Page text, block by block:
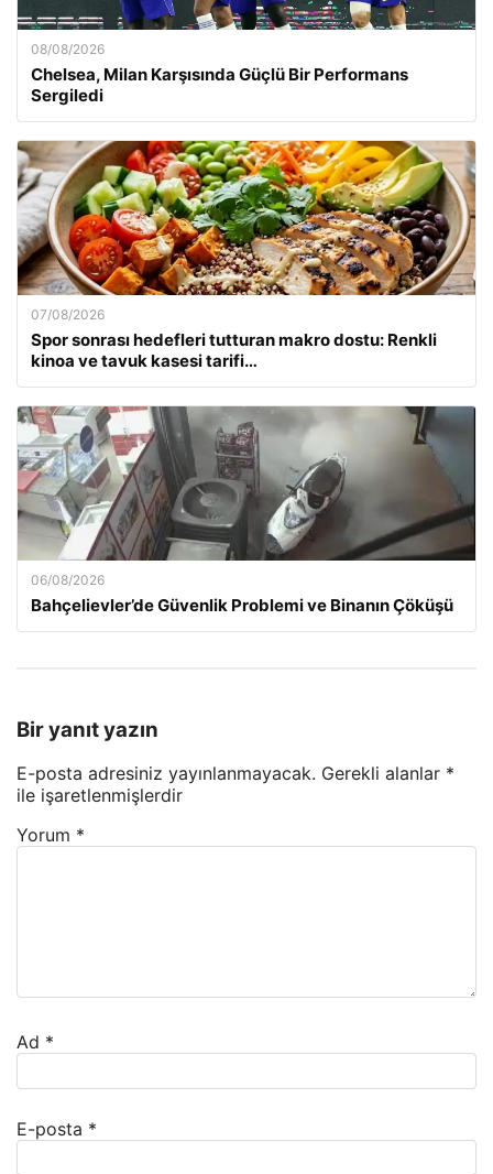
08/08/2026
Chelsea, Milan Karşısında Güçlü Bir Performans
Sergiledi
07/08/2026
Spor sonrası hedefleri tutturan makro dostu: Renkli
kinoa ve tavuk kasesi tarifi…
06/08/2026
Bahçelievler’de Güvenlik Problemi ve Binanın Çöküşü
Bir yanıt yazın
E-posta adresiniz yayınlanmayacak. Gerekli alanlar *
ile işaretlenmişlerdir
Yorum *
Ad *
E-posta *